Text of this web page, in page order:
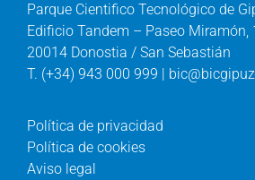
Parque Cientifico Tecnológico de
Edificio Tandem – Paseo Miramón,
20014 Donostia / San Sebastián
T. (+34) 943 000 999 |
Política de privacidad
Política de cookies
Aviso legal